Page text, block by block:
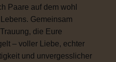
Paare auf dem wohl
Gemeinsam
die Eure
– voller Liebe, echter
und unvergesslicher